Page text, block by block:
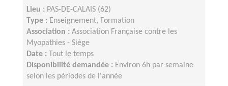
Lieu : PAS-DE-CALAIS (62)
Type : Enseignement, Formation
Association : Association Française contre les
Myopathies - Siège
Date :
Tout le temps
Disponibilité demandée : Environ 6h par semaine
selon les périodes de l'année